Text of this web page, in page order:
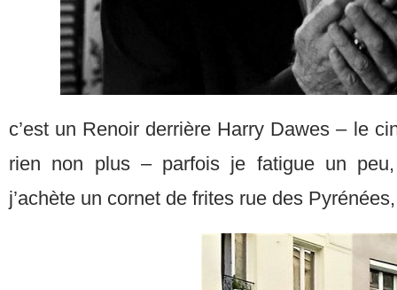
c’est un Renoir derrière Harry Dawes – le
rien non plus – parfois je fatigue un
j’achète un cornet de frites rue des